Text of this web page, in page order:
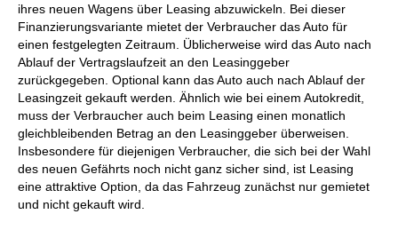
ihres neuen Wagens über Leasing abzuwickeln. Bei dieser
Finanzierungsvariante mietet der Verbraucher das Auto für
einen festgelegten Zeitraum. Üblicherweise wird das Auto nach
Ablauf der Vertragslaufzeit an den Leasinggeber
zurückgegeben. Optional kann das Auto auch nach Ablauf der
Leasingzeit gekauft werden. Ähnlich wie bei einem Autokredit,
muss der Verbraucher auch beim Leasing einen monatlich
gleichbleibenden Betrag an den Leasinggeber überweisen.
Insbesondere für diejenigen Verbraucher, die sich bei der Wahl
des neuen Gefährts noch nicht ganz sicher sind, ist Leasing
eine attraktive Option, da das Fahrzeug zunächst nur gemietet
und nicht gekauft wird.